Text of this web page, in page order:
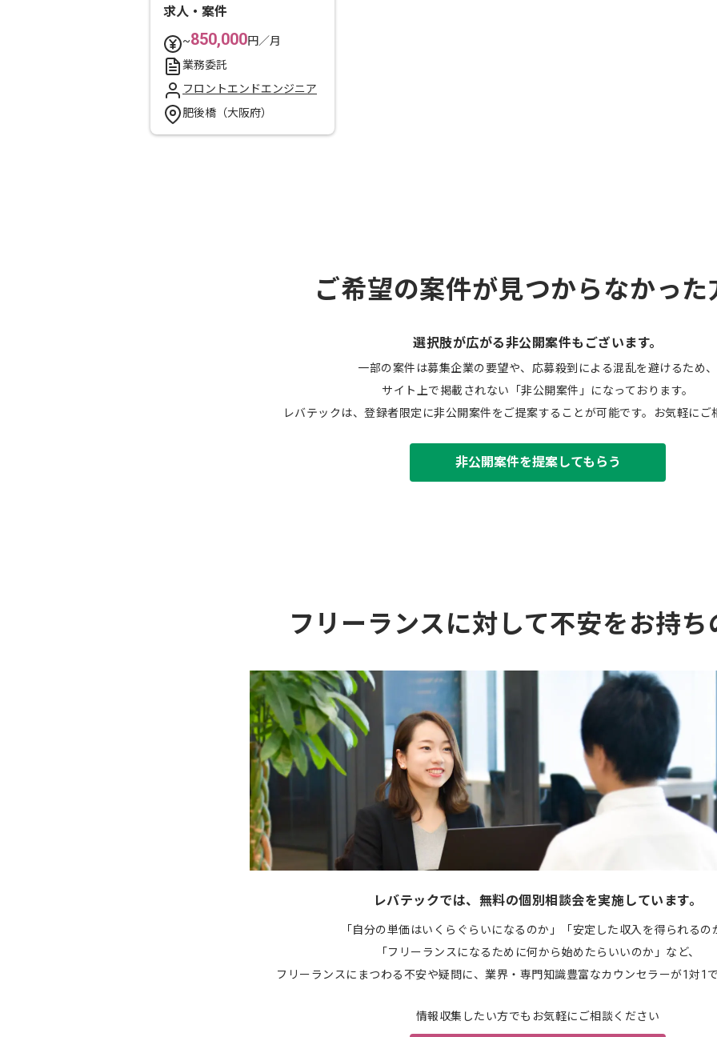
求人・案件
~850,000円／月
業務委託
フロントエンドエンジニア
肥後橋（大阪府）
ご希望の案件が見つからなかった
選択肢が広がる非公開案件もございます。
一部の案件は募集企業の要望や、応募殺到による混乱を避けるため、
サイト上で掲載されない「非公開案件」になっております。
レバテックは、登録者限定に非公開案件をご提案することが可能です。お気軽にご
非公開案件を提案してもらう
フリーランスに対して不安をお持ち
レバテックでは、無料の個別相談会を実施しています。
「自分の単価はいくらぐらいになるのか」「安定した収入を得られるの
「フリーランスになるために何から始めたらいいのか」など、
フリーランスにまつわる不安や疑問に、業界・専門知識豊富なカウンセラーが1対1
情報収集したい方でもお気軽にご相談ください